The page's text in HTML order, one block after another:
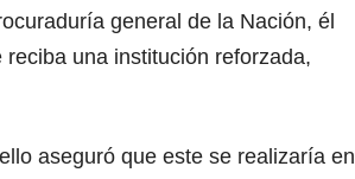
general de la Nación, él
una institución reforzada,
aseguró que este se realizaría en